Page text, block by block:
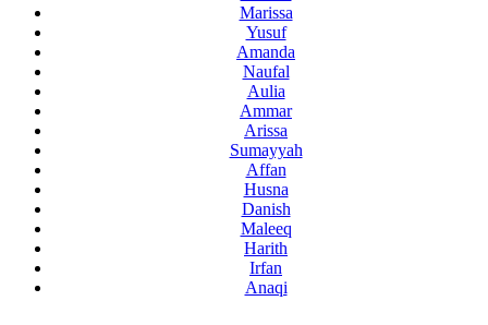
Marissa
Yusuf
Amanda
Naufal
Aulia
Ammar
Arissa
Sumayyah
Affan
Husna
Danish
Maleeq
Harith
Irfan
Anaqi